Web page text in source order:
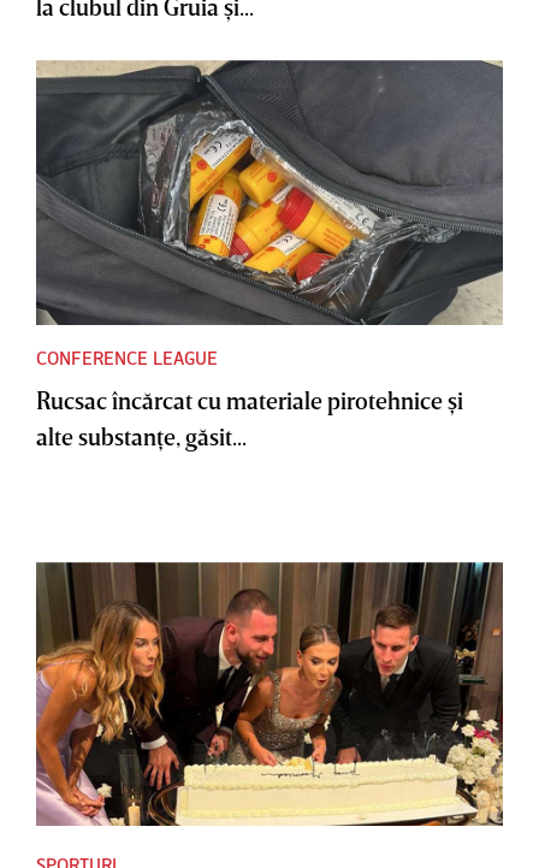
la clubul din Gruia şi...
CONFERENCE LEAGUE
Rucsac încărcat cu materiale pirotehnice şi
alte substanţe, găsit...